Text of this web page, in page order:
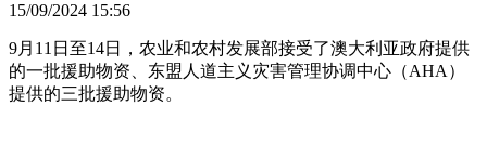
15/09/2024 15:56
9月11日至14日，农业和农村发展部接受了澳大利亚政府提供
的一批援助物资、东盟人道主义灾害管理协调中心（AHA）
提供的三批援助物资。